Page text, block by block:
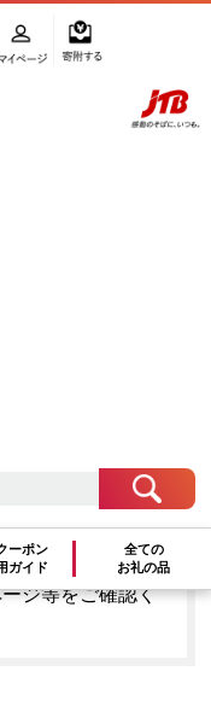
ト
ーポン
ガイド
全ての
お礼の品
申込みをするこ
ジ等をご確認く